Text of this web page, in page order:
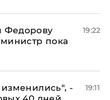
Федорову
пока
19:22
-
19:11